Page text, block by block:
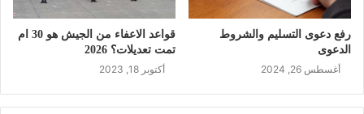
رفع دعوى التسليم والشروط
الدعوى
أغسطس 26, 2024
قواعد الاعفاء من الجيش هو 30 ام
تمت تعديلات؟ 2026
أكتوبر 18, 2023